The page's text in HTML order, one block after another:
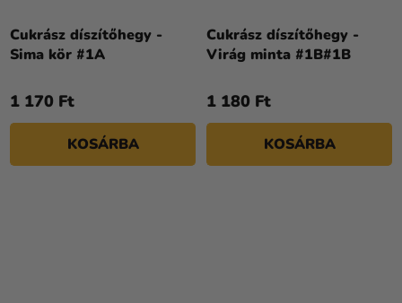
Cukrász díszítőhegy -
Sima kör #1A
1 170 Ft
KOSÁRBA
Cukrász díszítőhegy -
Virág minta #1B#1B
1 180 Ft
KOSÁRBA